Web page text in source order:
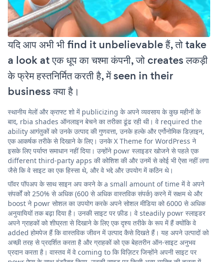
यदि आप अभी भी find it unbelievable हैं, तो take
a look at एक धूप का चश्मा कंपनी, जो creates लकड़ी
के फ्रेम हस्तनिर्मित करती है, में seen in their
business क्या है।
स्थानीय मेलों और क्राफ्ट शो में publicizing के अपने व्यवसाय के कुछ महीनों के
बाद, rbia shades ऑनलाइन बेचने का तरीका ढूंढ रही थी। वे required the
ability आगंतुकों को उनके उत्पाद की गुणवत्ता, उनके हल्के और एर्गोनोमिक डिज़ाइन,
एक आकर्षक तरीके से दिखाने के लिए। उनके X Theme for WordPress ने
इसके लिए पर्याप्त समाधान नहीं दिया। उन्होंने powr स्लाइडर खोजने से पहले एक
different third-party apps की कोशिश की और उनमें से कोई भी ऐसा नहीं लगा
जैसे कि वे साइट का एक हिस्सा थे, और वे भद्दे और उपयोग में कठिन थे।
पॉवर पॉपअप के साथ साइन अप करने के a small amount of time में वे अपने
संपर्कों को 250% से अधिक (600 से अधिक वास्तविक संपर्क) करने में सक्षम थे और
boost ने powr सोशल का उपयोग करके अपने सोशल मीडिया को 6000 से अधिक
अनुयायियों तक बढ़ा दिया है। उनकी साइट पर फ़ीड। वे steadily powr स्लाइडर
अपने ग्राहकों को शीघ्रता से दिखाने के लिए एक दृश्य तरीके के रूप में हैं क्योंकि वे
added होमपेज हैं कि वास्तविक जीवन में उत्पाद कैसे दिखते हैं। यह अपने उत्पादों को
अच्छी तरह से प्रदर्शित करता है और ग्राहकों को एक बेहतरीन ऑन-साइट अनुभव
प्रदान करता है। वास्तव में वे coming to कि विज़िटर जिन्होंने अपनी साइट पर